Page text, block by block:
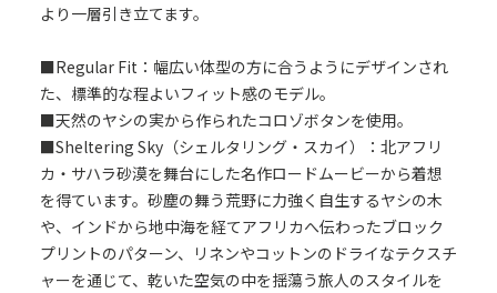
より一層引き立てます。
■Regular Fit：幅広い体型の方に合うようにデザインされ
た、標準的な程よいフィット感のモデル。
■天然のヤシの実から作られたコロゾボタンを使用。
■Sheltering Sky（シェルタリング・スカイ）：北アフリ
カ・サハラ砂漠を舞台にした名作ロードムービーから着想
を得ています。砂塵の舞う荒野に力強く自生するヤシの木
や、インドから地中海を経てアフリカへ伝わったブロック
プリントのパターン、リネンやコットンのドライなテクスチ
ャーを通じて、乾いた空気の中を揺蕩う旅人のスタイルを